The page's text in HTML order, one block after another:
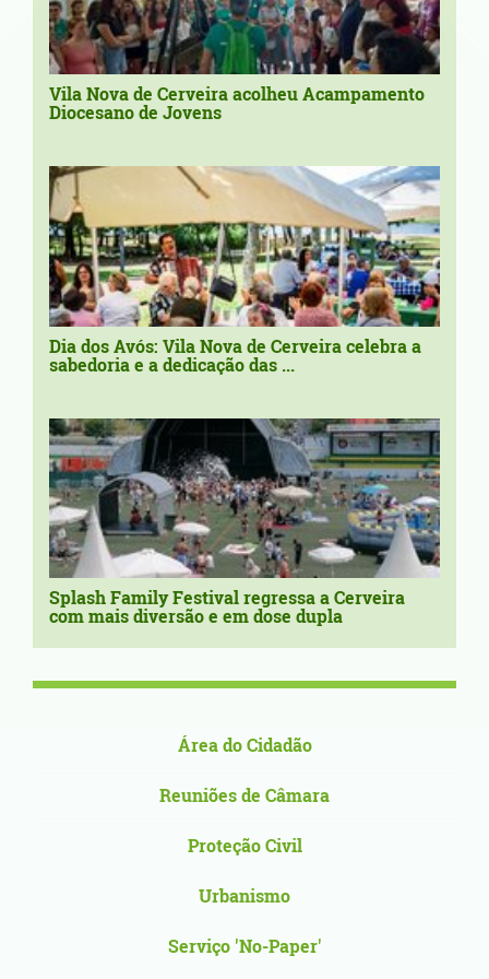
Vila Nova de Cerveira acolheu Acampamento
Diocesano de Jovens
Dia dos Avós: Vila Nova de Cerveira celebra a
sabedoria e a dedicação das ...
Splash Family Festival regressa a Cerveira
com mais diversão e em dose dupla
Área do Cidadão
Reuniões de Câmara
Proteção Civil
Urbanismo
Serviço 'No-Paper'